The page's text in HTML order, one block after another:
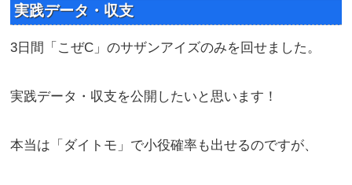
実践データ・収支
3日間「こぜC」のサザンアイズのみを回せました。
実践データ・収支を公開したいと思います！
本当は「ダイトモ」で小役確率も出せるのですが、